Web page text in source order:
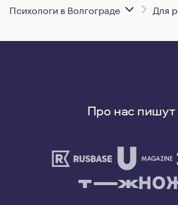
Психологи в Волгограде
Для
Про нас пишут